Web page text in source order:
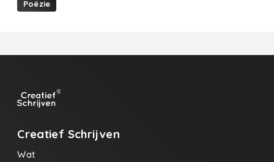
Poëzie
Creatief Schrijven
Wat